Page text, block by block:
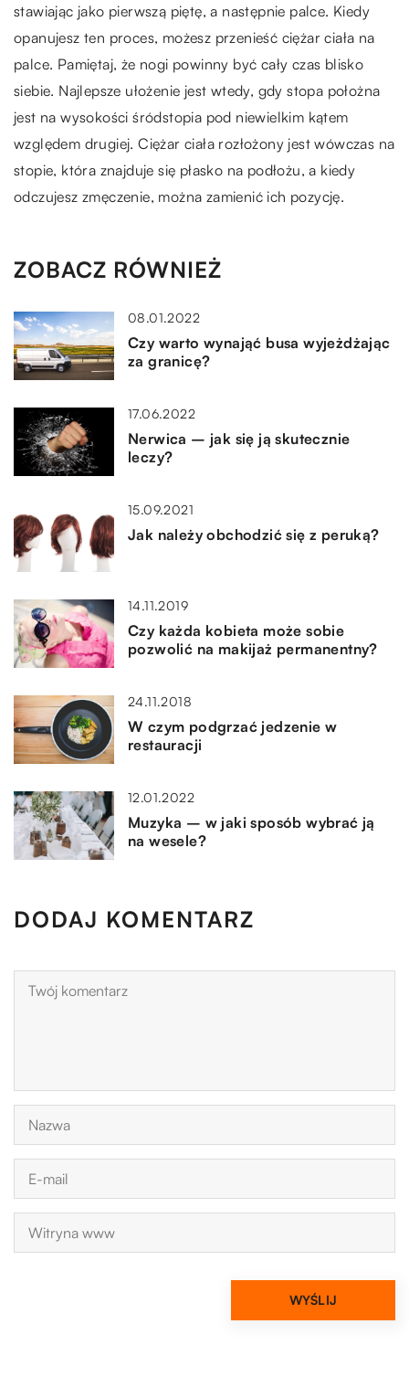
stawiając jako pierwszą piętę, a następnie palce. Kiedy
opanujesz ten proces, możesz przenieść ciężar ciała na
palce. Pamiętaj, że nogi powinny być cały czas blisko
siebie. Najlepsze ułożenie jest wtedy, gdy stopa położna
jest na wysokości śródstopia pod niewielkim kątem
względem drugiej. Ciężar ciała rozłożony jest wówczas na
stopie, która znajduje się płasko na podłożu, a kiedy
odczujesz zmęczenie, można zamienić ich pozycję.
ZOBACZ RÓWNIEŻ
08.01.2022
Czy warto wynająć busa wyjeżdżając
za granicę?
17.06.2022
Nerwica – jak się ją skutecznie
leczy?
15.09.2021
Jak należy obchodzić się z peruką?
14.11.2019
Czy każda kobieta może sobie
pozwolić na makijaż permanentny?
24.11.2018
W czym podgrzać jedzenie w
restauracji
12.01.2022
Muzyka – w jaki sposób wybrać ją
na wesele?
DODAJ KOMENTARZ